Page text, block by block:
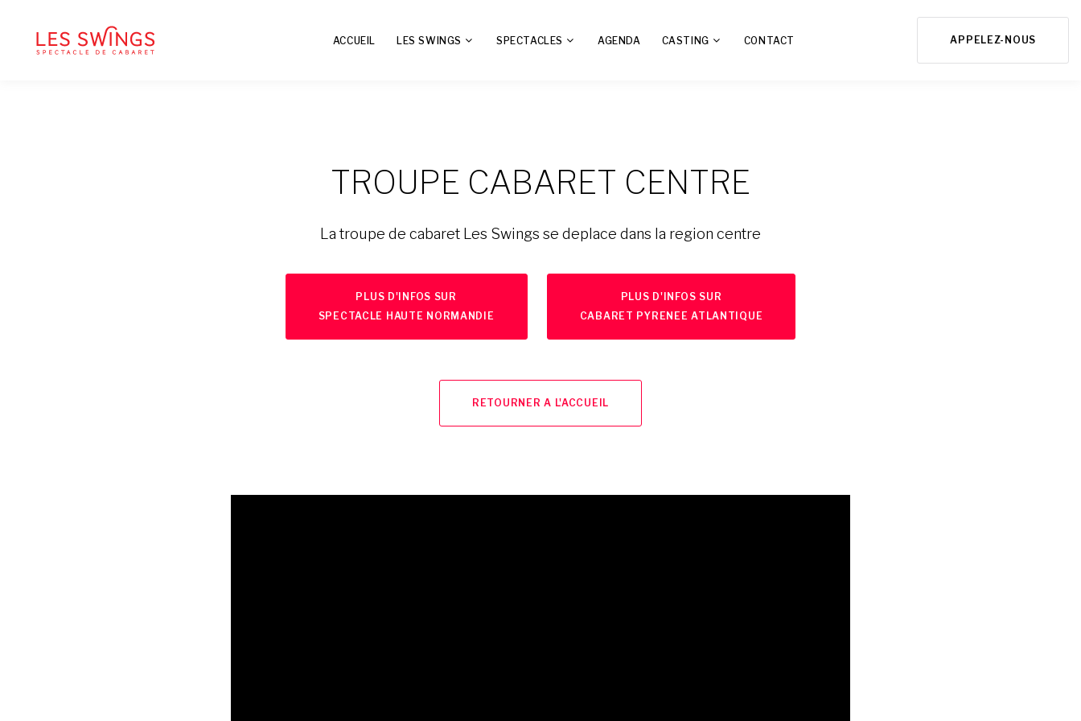
APPELEZ-NOUS
ACCUEIL LES SWINGS SPECTACLES AGENDA CASTING CONTACT
TROUPE CABARET CENTRE
La troupe de cabaret Les Swings se deplace dans la region centre
PLUS D'INFOS SUR
SPECTACLE HAUTE NORMANDIE
PLUS D'INFOS SUR
CABARET PYRENEE ATLANTIQUE
RETOURNER A L'ACCUEIL